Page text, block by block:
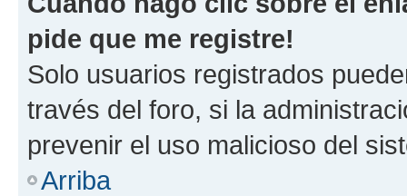
pide que me registre!
Solo usuarios registrados
través del foro, si la
prevenir el uso malicioso del
Arriba